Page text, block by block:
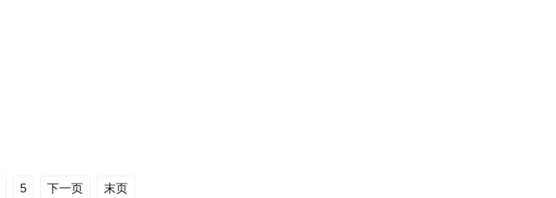
5 下一页 末页